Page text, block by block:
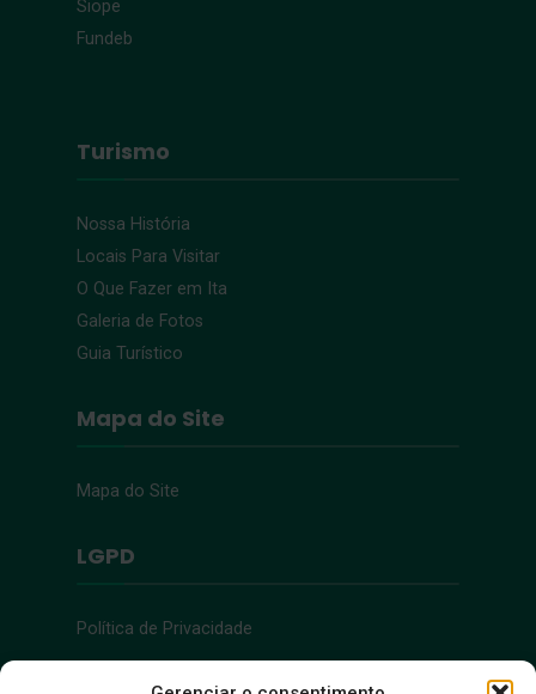
Siope
Fundeb
Turismo
Nossa História
Locais Para Visitar
O Que Fazer em Ita
Galeria de Fotos
Guia Turístico
Mapa do Site
Mapa do Site
LGPD
Política de Privacidade